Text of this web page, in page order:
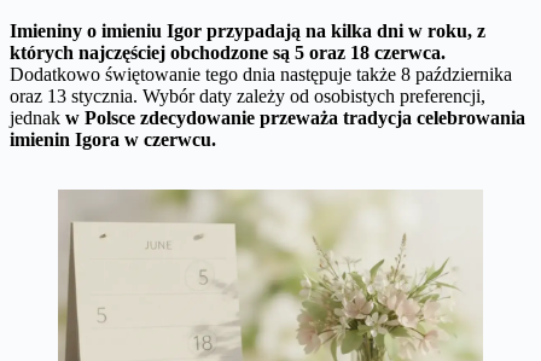
Imieniny o imieniu Igor przypadają na kilka dni w roku, z
których najczęściej obchodzone są 5 oraz 18 czerwca.
Dodatkowo świętowanie tego dnia następuje także 8 października
oraz 13 stycznia. Wybór daty zależy od osobistych preferencji,
jednak w Polsce zdecydowanie przeważa tradycja celebrowania
imienin Igora w czerwcu.